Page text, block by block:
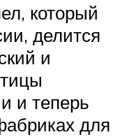
который
делится
и
и теперь
для